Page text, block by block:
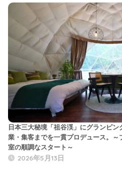
日本三大秘境「祖谷渓」にグランピ
業・集客までを一貫プロデュース。
室の順調なスタート～
2026年5月13日